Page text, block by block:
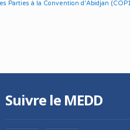
Parties à la Convention d'Abidjan
Suivre le MEDD